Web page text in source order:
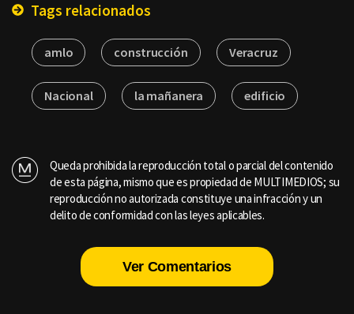
Tags relacionados
amlo construcción Veracruz
Nacional la mañanera edificio
Queda prohibida la reproducción total o parcial del contenido
de esta página, mismo que es propiedad de MULTIMEDIOS; su
reproducción no autorizada constituye una infracción y un
delito de conformidad con las leyes aplicables.
Ver Comentarios